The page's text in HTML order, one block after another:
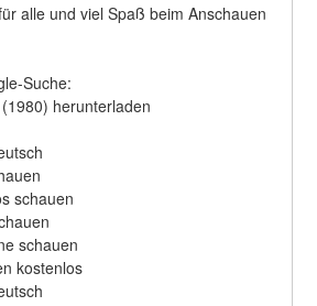
alle und viel Spaß beim Anschauen
Suche:
herunterladen
schauen
schauen
kostenlos